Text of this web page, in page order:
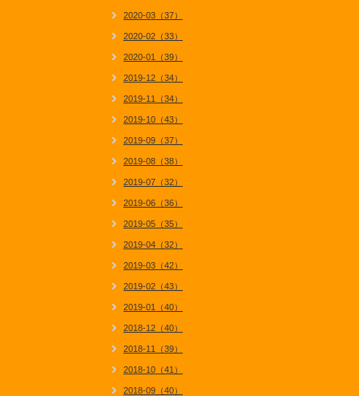
2020-03（37）
2020-02（33）
2020-01（39）
2019-12（34）
2019-11（34）
2019-10（43）
2019-09（37）
2019-08（38）
2019-07（32）
2019-06（36）
2019-05（35）
2019-04（32）
2019-03（42）
2019-02（43）
2019-01（40）
2018-12（40）
2018-11（39）
2018-10（41）
2018-09（40）